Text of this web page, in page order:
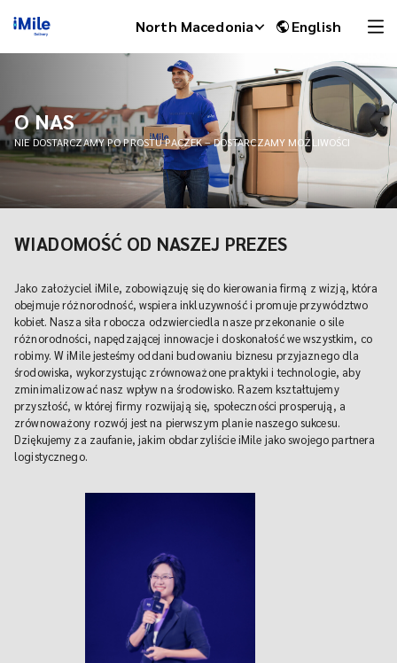
North Macedonia English
O NAS
NIE DOSTARCZAMY PO PROSTU PACZEK – DOSTARCZAMY MOŻLIWOŚCI
WIADOMOŚĆ OD NASZEJ PREZES
Jako założyciel iMile, zobowiązuję się do kierowania firmą z wizją, która
obejmuje różnorodność, wspiera inkluzywność i promuje przywództwo
kobiet. Nasza siła robocza odzwierciedla nasze przekonanie o sile
różnorodności, napędzającej innowacje i doskonałość we wszystkim, co
robimy. W iMile jesteśmy oddani budowaniu biznesu przyjaznego dla
środowiska, wykorzystując zrównoważone praktyki i technologie, aby
zminimalizować nasz wpływ na środowisko. Razem kształtujemy
przyszłość, w której firmy rozwijają się, społeczności prosperują, a
zrównoważony rozwój jest na pierwszym planie naszego sukcesu.
Dziękujemy za zaufanie, jakim obdarzyliście iMile jako swojego partnera
logistycznego.
iMile Chat